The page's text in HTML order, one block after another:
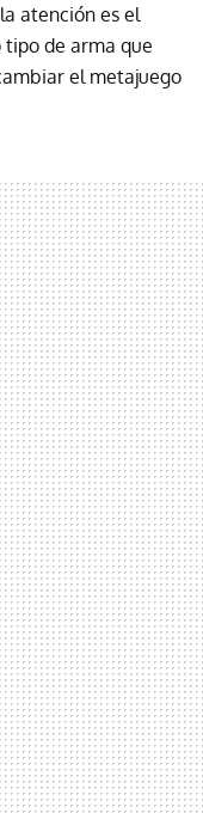
atención es el
tipo de arma que
el metajuego